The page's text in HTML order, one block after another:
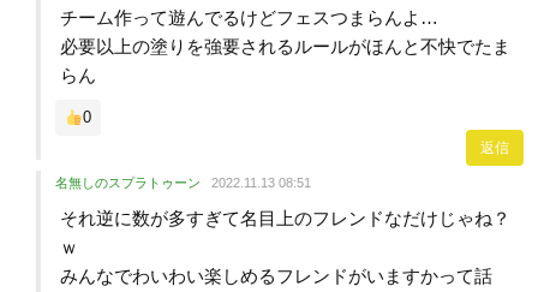
チーム作って遊んでるけどフェスつまらんよ…
必要以上の塗りを強要されるルールがほんと不快でたま
らん
0
返信
名無しのスプラトゥーン 2022.11.13 08:51
それ逆に数が多すぎて名目上のフレンドなだけじゃね？
ｗ
みんなでわいわい楽しめるフレンドがいますかって話